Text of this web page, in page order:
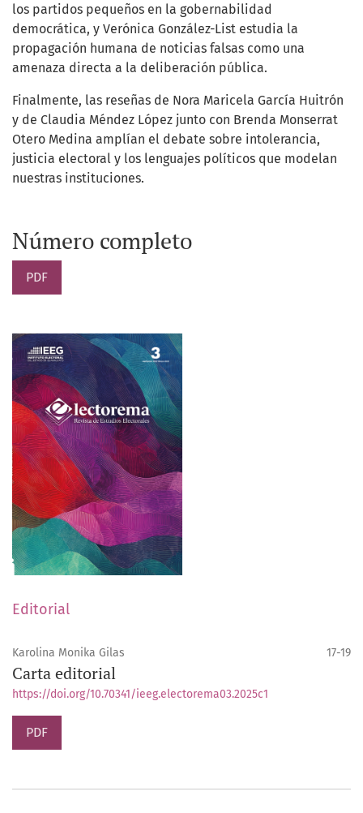
los partidos pequeños en la gobernabilidad
democrática, y Verónica González-List estudia la
propagación humana de noticias falsas como una
amenaza directa a la deliberación pública.
Finalmente, las reseñas de Nora Maricela García Huitrón
y de Claudia Méndez López junto con Brenda Monserrat
Otero Medina amplían el debate sobre intolerancia,
justicia electoral y los lenguajes políticos que modelan
nuestras instituciones.
Número completo
PDF
Editorial
Karolina Monika Gilas 17-19
Carta editorial
https://doi.org/10.70341/ieeg.electorema03.2025c1
PDF